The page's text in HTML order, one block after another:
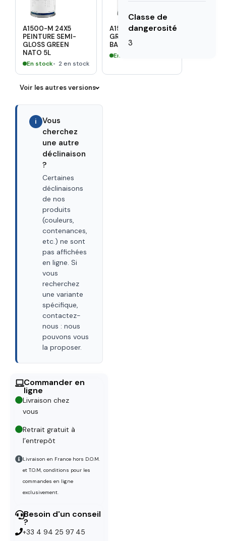
A1500-M 24X5
PEINTURE SEMI-
GLOSS GREEN
NATO 5L
En stock 2 en stock
A1500-M GLOSS
GREY AFNOR 1610
BASE 1L
En stock
Voir les autres versions
i
Vous
cherchez
une autre
déclinaison
?
Certaines
déclinaisons
de nos
produits
(couleurs,
contenances,
etc.) ne sont
pas affichées
en ligne. Si
vous
recherchez
une variante
spécifique,
contactez-
nous : nous
pouvons vous
la proposer.
Commander en
ligne
Livraison chez
vous
Retrait gratuit à
l’entrepôt
Livraison en France hors D.O.M.
et T.O.M, conditions pour les
commandes en ligne
exclusivement.
Besoin d'un conseil
?
+33 4 94 25 97 45
Classe de
dangerosité
3